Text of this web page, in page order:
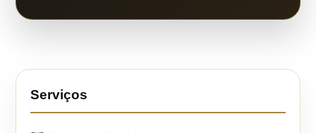
Serviços